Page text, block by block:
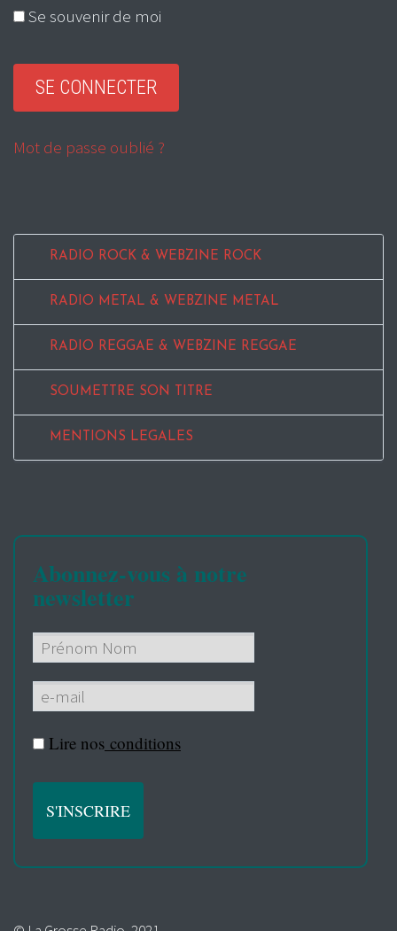
Se souvenir de moi
Mot de passe oublié ?
RADIO ROCK & WEBZINE ROCK
RADIO METAL & WEBZINE METAL
RADIO REGGAE & WEBZINE REGGAE
SOUMETTRE SON TITRE
MENTIONS LEGALES
Abonnez-vous à notre
newsletter
Lire nos conditions